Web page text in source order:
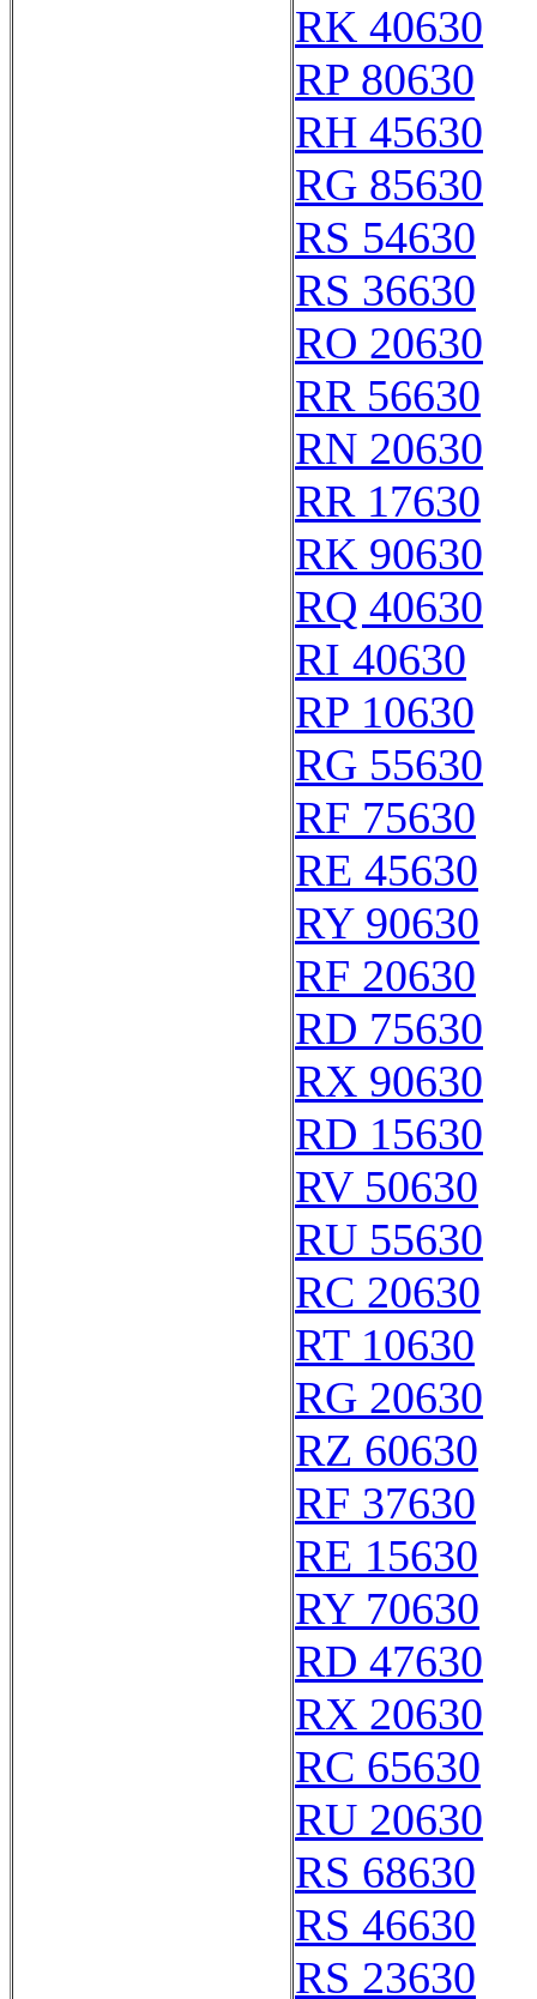
RK 40630
RP 80630
RH 45630
RG 85630
RS 54630
RS 36630
RO 20630
RR 56630
RN 20630
RR 17630
RK 90630
RQ 40630
RI 40630
RP 10630
RG 55630
RF 75630
RE 45630
RY 90630
RF 20630
RD 75630
RX 90630
RD 15630
RV 50630
RU 55630
RC 20630
RT 10630
RG 20630
RZ 60630
RF 37630
RE 15630
RY 70630
RD 47630
RX 20630
RC 65630
RU 20630
RS 68630
RS 46630
RS 23630